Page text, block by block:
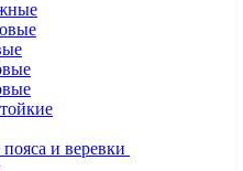
и веревки